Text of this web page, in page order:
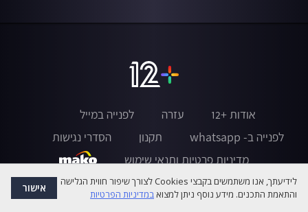
אודות +12 עזרה
לפנייה במייל
לפנייה ב- whatsapp
תקנון
הסדרי נגישות
מדיניות פרטיות ותנאי שימוש
לידיעתך, אנו משתמשים בקבצי Cookies לצורך שיפור חווית הגלישה
והתאמת התכנים. מידע נוסף ניתן למצואבמדיניות הפרטיות אישור